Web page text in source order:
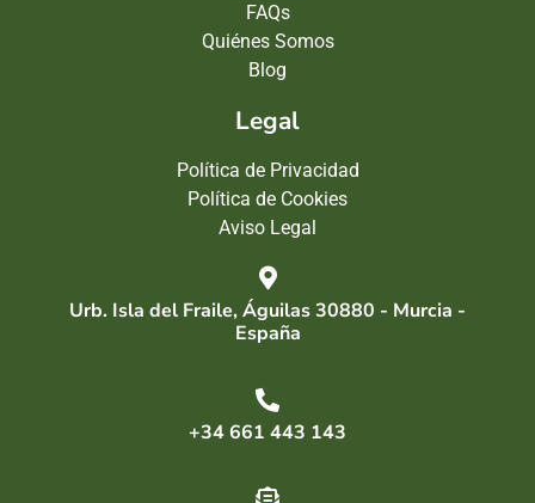
FAQs
Quiénes Somos
Blog
Legal
Política de Privacidad
Política de Cookies
Aviso Legal
Urb. Isla del Fraile, Águilas 30880 - Murcia -
España
+34 661 443 143